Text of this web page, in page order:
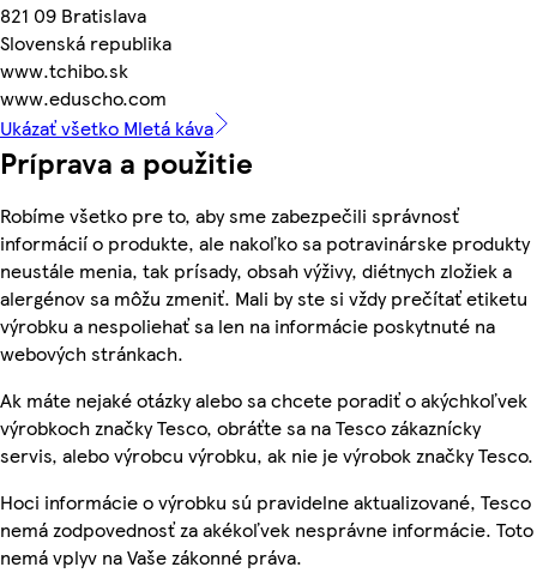
821 09 Bratislava
Slovenská republika
www.tchibo.sk
www.eduscho.com
Ukázať všetko Mletá káva
Príprava a použitie
Robíme všetko pre to, aby sme zabezpečili správnosť
informácií o produkte, ale nakoľko sa potravinárske produkty
neustále menia, tak prísady, obsah výživy, diétnych zložiek a
alergénov sa môžu zmeniť. Mali by ste si vždy prečítať etiketu
výrobku a nespoliehať sa len na informácie poskytnuté na
webových stránkach.
Ak máte nejaké otázky alebo sa chcete poradiť o akýchkoľvek
výrobkoch značky Tesco, obráťte sa na Tesco zákaznícky
servis, alebo výrobcu výrobku, ak nie je výrobok značky Tesco.
Hoci informácie o výrobku sú pravidelne aktualizované, Tesco
nemá zodpovednosť za akékoľvek nesprávne informácie. Toto
nemá vplyv na Vaše zákonné práva.